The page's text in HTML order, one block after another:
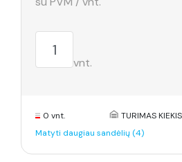
vnt.
0 vnt.
TURIMAS KIEKIS
Matyti daugiau sandėlių (4)